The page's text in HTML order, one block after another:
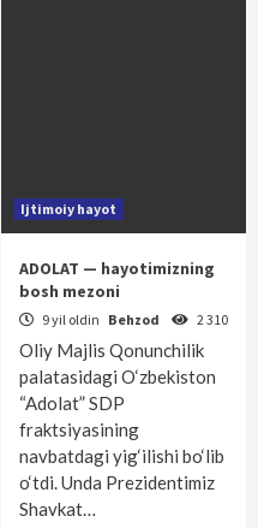
Ijtimoiy hayot
ADOLAT — hayotimizning
bosh mezoni
9 yil oldin Behzod 2 310
Oliy Majlis Qonunchilik
palatasidagi O‘zbekiston
“Adolat” SDP
fraktsiyasining
navbatdagi yig‘ilishi bo‘lib
o‘tdi. Unda Prezidentimiz
Shavkat…